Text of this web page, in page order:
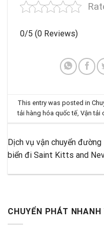
0/5 (0 Reviews)
This entry was posted in
tải hàng hóa quốc tế ,Vận tải
Dịch vụ vận chuyển đường
biển đi Saint Kitts and
CHUYỂN PHÁT NHANH